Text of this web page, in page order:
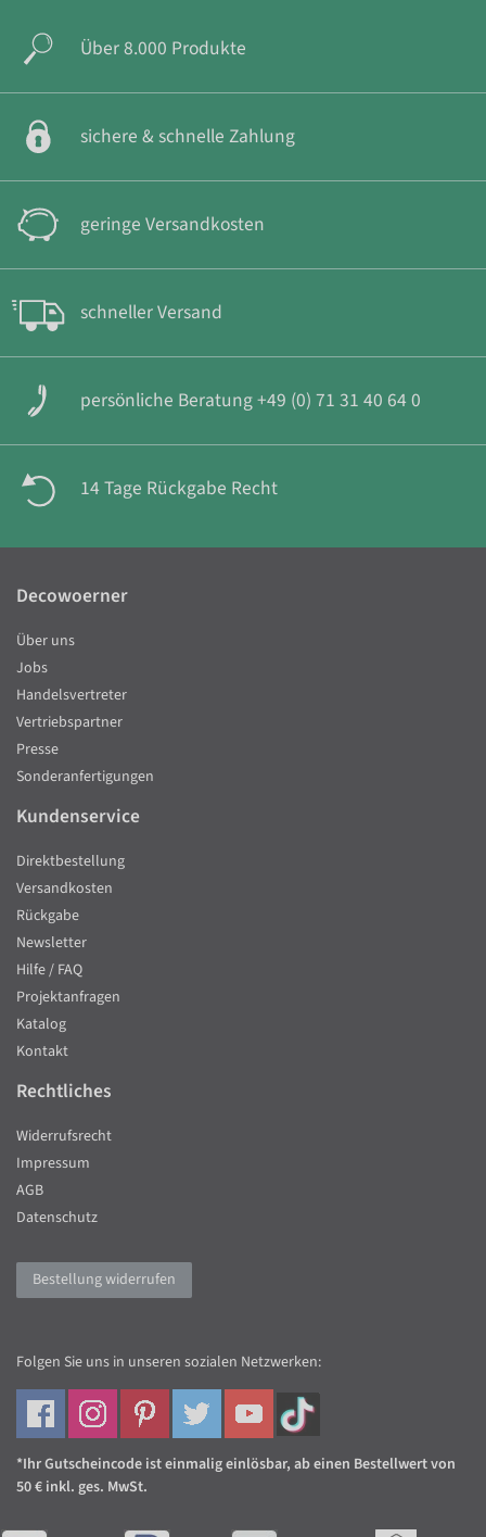
Über 8.000 Produkte
sichere & schnelle Zahlung
geringe Versandkosten
schneller Versand
persönliche Beratung +49 (0) 71 31 40 64 0
14 Tage Rückgabe Recht
Decowoerner
Über uns
Jobs
Handelsvertreter
Vertriebspartner
Presse
Sonderanfertigungen
Kundenservice
Direktbestellung
Versandkosten
Rückgabe
Newsletter
Hilfe / FAQ
Projektanfragen
Katalog
Kontakt
Rechtliches
Widerrufsrecht
Impressum
AGB
Datenschutz
Bestellung widerrufen
Folgen Sie uns in unseren sozialen Netzwerken:
*Ihr Gutscheincode ist einmalig einlösbar, ab einen Bestellwert von
50 € inkl. ges. MwSt.